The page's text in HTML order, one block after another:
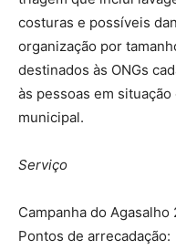
costuras e possíveis
organização por
destinados às ONGs
às pessoas em
municipal.
Serviço
Campanha do Agasalho
Pontos de arrecadação: